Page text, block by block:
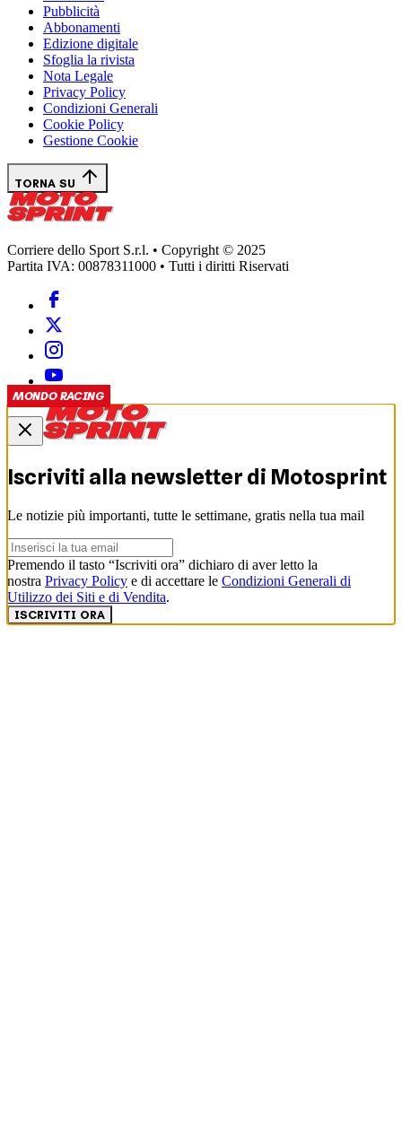
MONDO RACING
Pubblicità
Abbonamenti
Edizione digitale
Sfoglia la rivista
Nota Legale
Privacy Policy
Condizioni Generali
Cookie Policy
Gestione Cookie
TORNA SU
Corriere dello Sport S.r.l. • Copyright © 2025
Partita IVA: 00878311000 • Tutti i diritti Riservati
Iscriviti alla newsletter di Motosprint
Le notizie più importanti, tutte le settimane, gratis nella tua mail
Premendo il tasto “Iscriviti ora” dichiaro di aver letto la
nostra Privacy Policy e di accettare le Condizioni Generali di
Utilizzo dei Siti e di Vendita.
ISCRIVITI ORA